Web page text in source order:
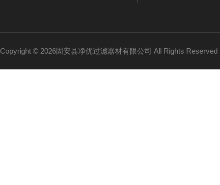
Copyright © 2026固安县净优过滤器材有限公司 All Rights